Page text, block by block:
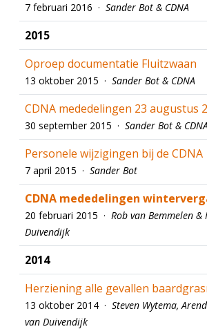
7 februari 2016 · Sander Bot & CDNA
2015
Oproep documentatie Fluitzwaan
13 oktober 2015 · Sander Bot & CDNA
CDNA mededelingen 23 augustus
30 september 2015 · Sander Bot &
Personele wijzigingen bij de CDNA
7 april 2015 · Sander Bot
CDNA mededelingen
20 februari 2015 · Rob van Bemmelen &
Duivendijk
2014
Herziening alle gevallen
13 oktober 2014 · Steven Wytema,
van Duivendijk